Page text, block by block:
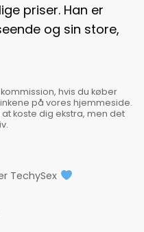
priser. Han er
og sin store,
hvis du køber
på vores hjemmeside.
at koste dig ekstra, men det
TechySex